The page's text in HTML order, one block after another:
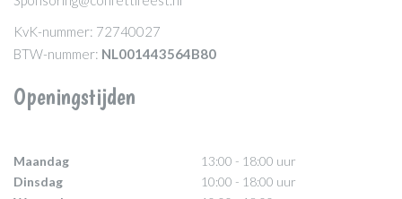
KvK-nummer: 72740027
BTW-nummer: NL001443564B80
Openingstijden
Maandag
13:00 - 18:00 uur
Dinsdag
10:00 - 18:00 uur